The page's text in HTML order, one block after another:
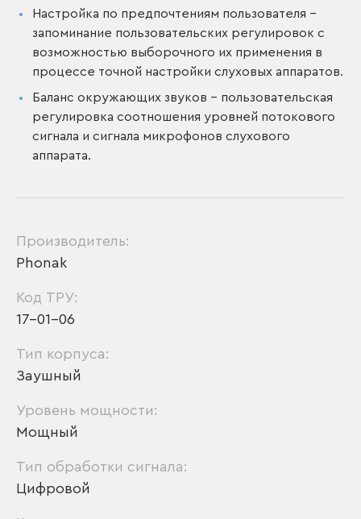
Настройка по предпочтениям пользователя –
запоминание пользовательских регулировок с
возможностью выборочного их применения в
процессе точной настройки слуховых аппаратов.
Баланс окружающих звуков – пользовательская
регулировка соотношения уровней потокового
сигнала и сигнала микрофонов слухового
аппарата.
Производитель:
Phonak
Код ТРУ:
17-01-06
Тип корпуса:
Заушный
Уровень мощности:
Мощный
Тип обработки сигнала:
Цифровой